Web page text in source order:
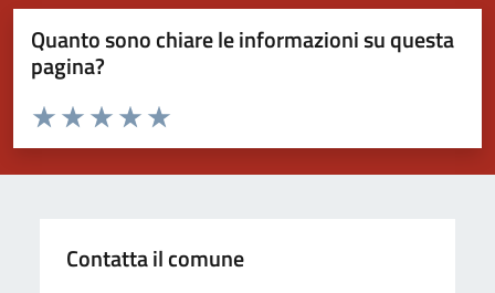
Quanto sono chiare le informazioni su questa
pagina?
Valuta da 1 a 5 stelle la pagina
Valuta 5 stelle su 5
Valuta 4 stelle su 5
Valuta 3 stelle su 5
Valuta 2 stelle su 5
Valuta 1 stelle su 5
Contatta il comune